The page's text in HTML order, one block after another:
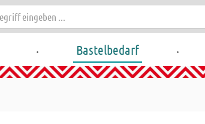
. Bastelbedarf .